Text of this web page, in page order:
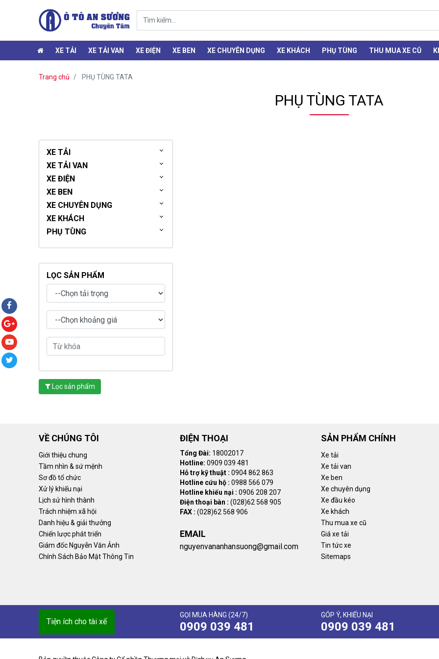
XE TẢI XE TẢI VAN XE ĐIỆN XE BEN XE CHUYÊN DỤNG XE KHÁCH PHỤ TÙNG THU MUA XE CŨ
Trang chủ PHỤ TÙNG TATA
PHỤ TÙNG TATA
XE TẢI
XE TẢI VAN
XE ĐIỆN
XE BEN
XE CHUYÊN DỤNG
XE KHÁCH
PHỤ TÙNG
LỌC SẢN PHẨM
Lọc sản phẩm
VỀ CHÚNG TÔI
Giới thiệu chung
Tầm nhìn & sứ mệnh
Sơ đồ tổ chức
Xử lý khiếu nại
Lịch sử hình thành
Trách nhiệm xã hội
Danh hiệu & giải thưởng
Chiến lược phát triển
Giám đốc Nguyễn Văn Ảnh
Chính Sách Bảo Mật Thông Tin
ĐIỆN THOẠI
Tổng Đài: 18002017
Hotline: 0909 039 481
Hỗ trợ kỹ thuật : 0904 862 863
Hotline cứu hộ : 0988 566 079
Hotline khiếu nại : 0906 208 207
Điện thoại bàn : (028)62 568 905
FAX : (028)62 568 906
EMAIL
nguyenvananhansuong@gmail.com
SẢN PHẨM CHÍNH
Xe tải
Xe tải van
Xe ben
Xe chuyên dụng
Xe đầu kéo
Xe khách
Thu mua xe cũ
Giá xe tải
Tin tức xe
Sitemaps
Tiện ích cho tài xế
GỌI MUA HÀNG (24/7)
0909 039 481
GÓP Ý, KHIẾU NẠI
0909 039 481